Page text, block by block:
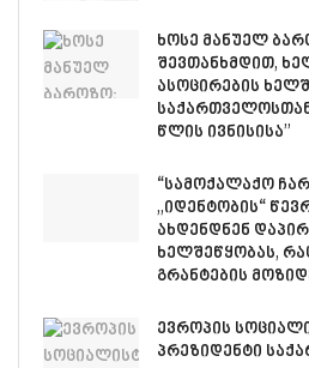
ხოსე მანუელ
შევთანხმდით,
ასოცირების
საქართველოსთან
წლის ივნისისა”
“სამოქალაქო
,,იდენტობის“
ახდენდნენ
ხელშეწყობას,
გრანტების
ევროპის
პრეზიდენტი